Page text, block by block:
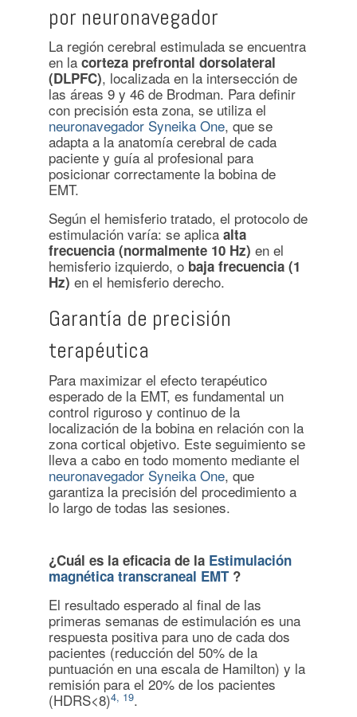
por neuronavegador
La región cerebral estimulada se encuentra
en lacorteza prefrontal dorsolateral
(DLPFC), localizada en la intersección de
las áreas 9 y 46 de Brodman. Para definir
con precisión esta zona, se utiliza el
neuronavegador Syneika One, que se
adapta a la anatomía cerebral de cada
paciente y guía al profesional para
posicionar correctamente la bobina de
EMT.
Según el hemisferio tratado, el protocolo de
estimulación varía: se aplicaalta
frecuencia (normalmente 10 Hz) en el
hemisferio izquierdo, o baja frecuencia (1
Hz) en el hemisferio derecho.
Garantía de precisión
terapéutica
Para maximizar el efecto terapéutico
esperado de la EMT, es fundamental un
control riguroso y continuo de la
localización de la bobina en relación con la
zona cortical objetivo. Este seguimiento se
lleva a cabo en todo momento mediante el
neuronavegador Syneika One, que
garantiza la precisión del procedimiento a
lo largo de todas las sesiones.
¿Cuál es la eficacia de la Estimulación
magnética transcraneal EMT ?
El resultado esperado al final de las
primeras semanas de estimulación es una
respuesta positiva para uno de cada dos
pacientes (reducción del 50% de la
puntuación en una escala de Hamilton) y la
remisión para el 20% de los pacientes
(HDRS<8)4, 19.